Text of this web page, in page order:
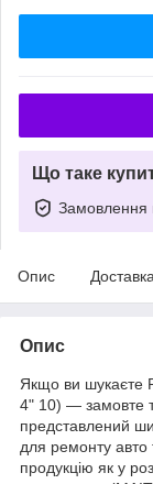
Що таке
Замовлення
Опис Доставка
Опис
Якщо ви шукаєте
4" 10) — замовте
представлений
для ремонту
продукцію як у